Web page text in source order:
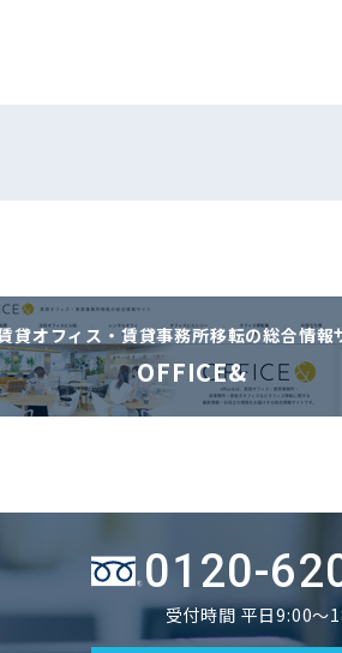
貸オフィス・賃貸事務所移転の総合情報
OFFICE&
0120-
受付時間 平日9:00～